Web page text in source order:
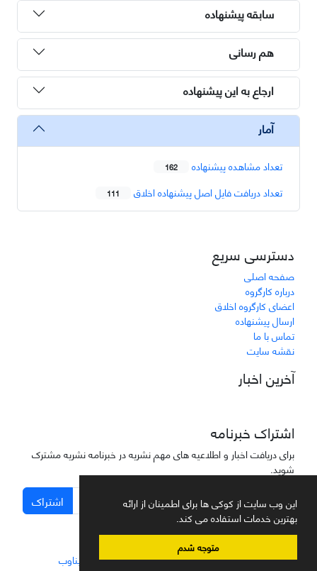
این وب سایت از کوکی ها برای اطمینان از ارائه
بهترین خدمات استفاده می کند.
متوجه شدم
سابقه پیشنهاده
هم رسانی
ارجاع به این پیشنهاده
آمار
تعداد مشاهده پیشنهاده 162
تعداد دریافت فایل اصل پیشنهاده اخلاق 111
دسترسی سریع
صفحه اصلی
درباره کارگروه
اعضای کارگروه اخلاق
ارسال پیشنهاده
تماس با ما
نقشه سایت
آخرین اخبار
اشتراک خبرنامه
برای دریافت اخبار و اطلاعیه های مهم نشریه در خبرنامه نشریه مشترک
شوید.
اشتراک
سامانه مدیریت نشریات علمی.طراحی و پیاده سازی از سیناوب